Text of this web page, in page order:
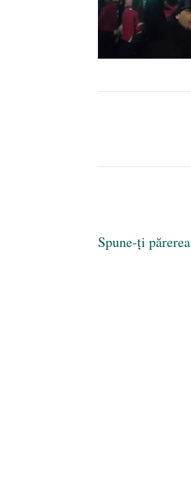
Spune-ți părerea